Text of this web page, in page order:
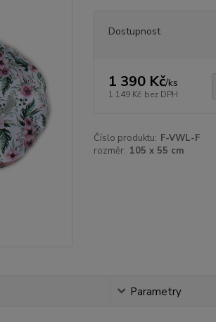
Dostupnost
1 390 Kč/ks
1 149 Kč bez DPH
Číslo produktu: F-VWL-F
rozměr: 105 x 55 cm
Parametry